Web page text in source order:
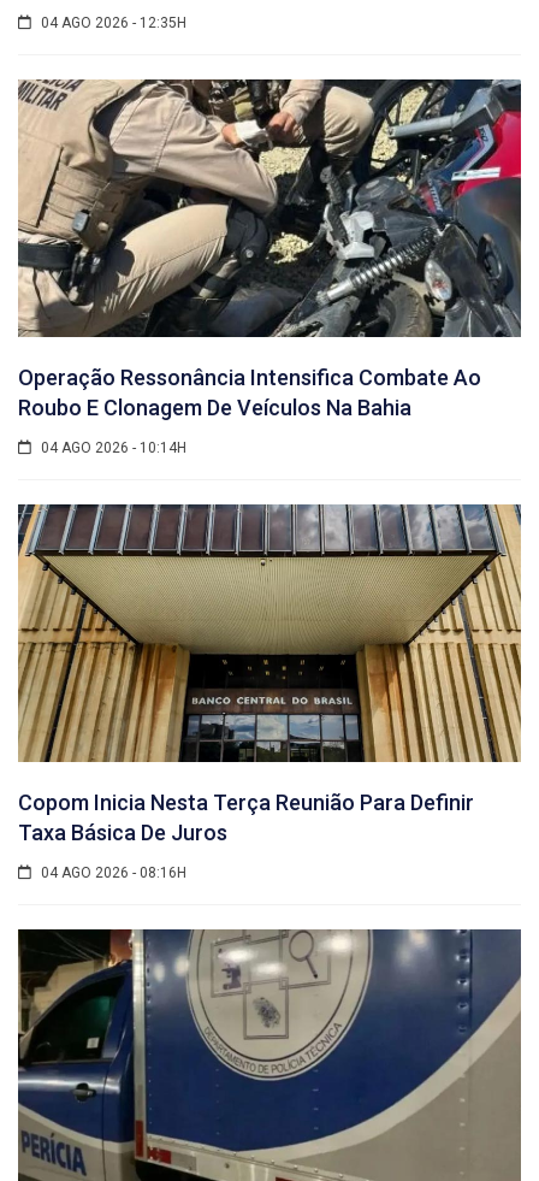
04 AGO 2026 - 12:35H
Operação Ressonância Intensifica Combate Ao
Roubo E Clonagem De Veículos Na Bahia
04 AGO 2026 - 10:14H
Copom Inicia Nesta Terça Reunião Para Definir
Taxa Básica De Juros
04 AGO 2026 - 08:16H